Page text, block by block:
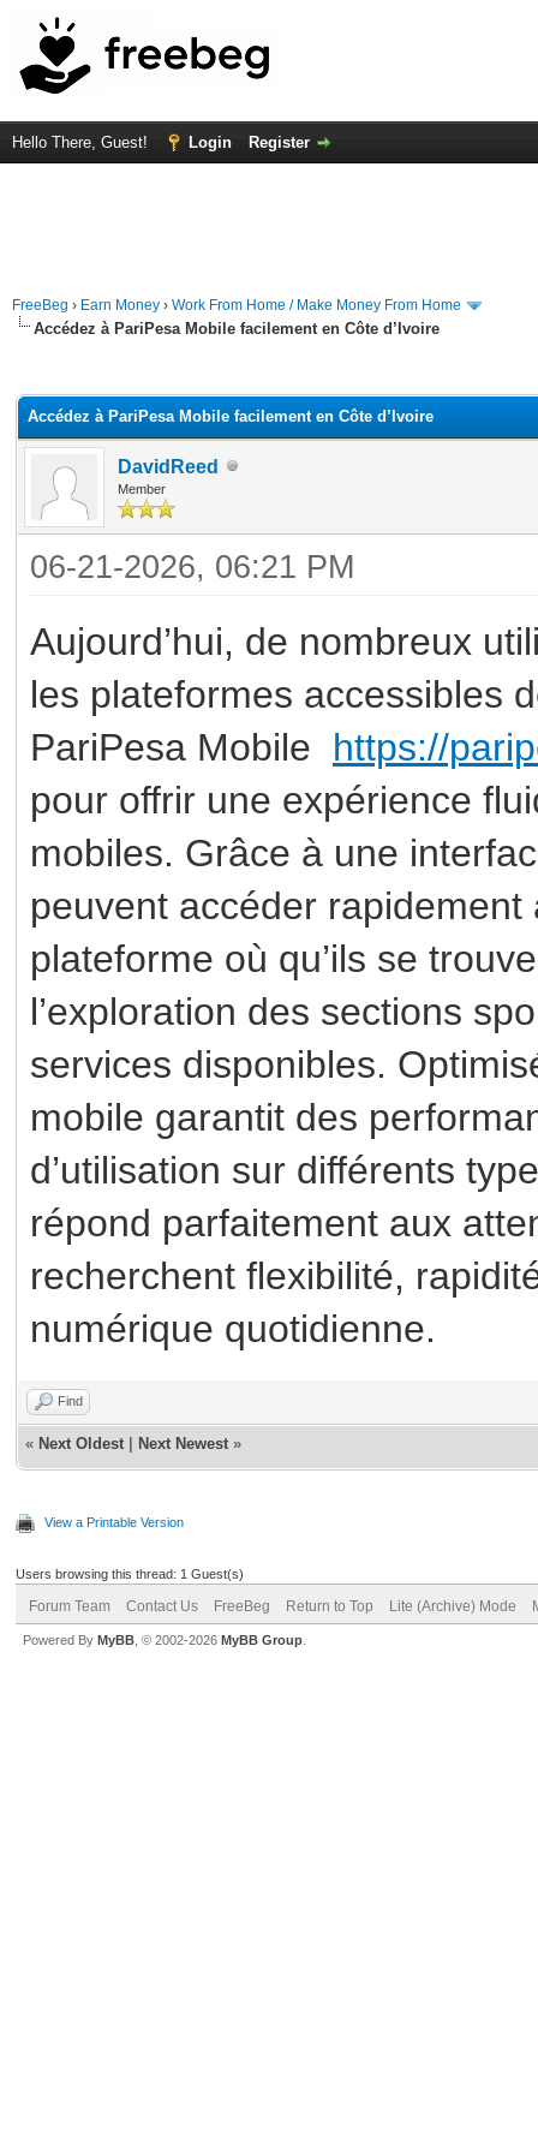
Hello There, Guest! Login Register
FreeBeg › Earn Money › Work From Home / Make Money From Home
Accédez à PariPesa Mobile facilement en Côte d’Ivoire
Accédez à PariPesa Mobile facilement en Côte d’Ivoire
DavidReed
Member
06-21-2026, 06:21 PM
Aujourd’hui, de nombreux
les plateformes accessibles
PariPesa Mobile https://
pour offrir une expérience
mobiles. Grâce à une
peuvent accéder
plateforme où qu’ils se
l’exploration des sections
services disponibles.
mobile garantit des
d’utilisation sur différents
répond parfaitement aux
recherchent flexibilité,
numérique quotidienne.
Find
« Next Oldest Next Newest »
View a Printable Version
Users browsing this thread: 1 Guest(s)
Forum Team Contact Us FreeBeg Return to Top Lite (Archive) Mode
Powered By MyBB , © 2002-2026 MyBB Group